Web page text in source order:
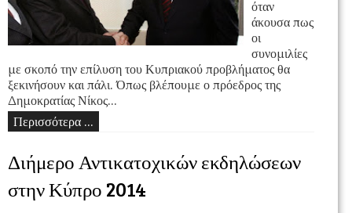
όταν
άκουσα πως
οι
συνομιλίες
με σκοπό την επίλυση του Κυπριακού προβλήματος θα
ξεκινήσουν και πάλι. Όπως βλέπουμε ο πρόεδρος της
Δημοκρατίας Νίκος...
Περισσότερα ...
Διήμερο Αντικατοχικών εκδηλώσεων
στην Κύπρο 2014